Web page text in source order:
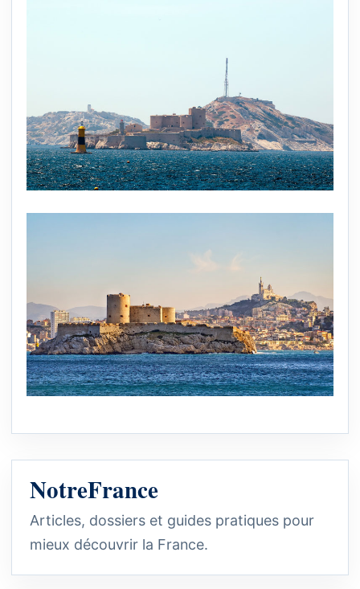
NotreFrance
Articles, dossiers et guides pratiques pour
mieux découvrir la France.